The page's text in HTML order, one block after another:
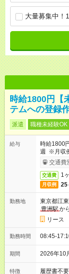
大量募集中！
時給1800円【
テムへの登録
派遣 職種未経験OK
給与
時給1800
週 ※月収
交通費
交通費 1
月収例 25
勤務地
東京都江
豊洲駅か
リース
勤務時間 08:45-
期間 2026年10
特徴 履歴書不要